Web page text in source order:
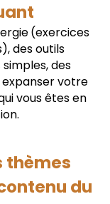
(exercices
des outils
des
votre
vous êtes en
thèmes
du